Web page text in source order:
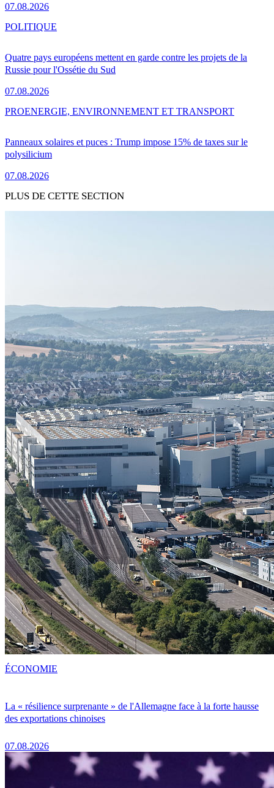
07.08.2026
Quatre pays européens mettent en garde contre les projets de la
Russie pour l'Ossétie du Sud
07.08.2026
POLITIQUE
Panneaux solaires et puces : Trump impose 15% de taxes sur le
polysilicium
07.08.2026
PROENERGIE, ENVIRONNEMENT ET TRANSPORT
PLUS DE CETTE SECTION
La « résilience surprenante » de l'Allemagne face à la forte hausse
des exportations chinoises
07.08.2026
ÉCONOMIE